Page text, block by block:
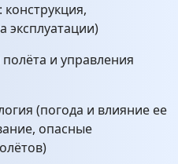
эксплуатации)
и управления
(погода и влияние ее
опасные